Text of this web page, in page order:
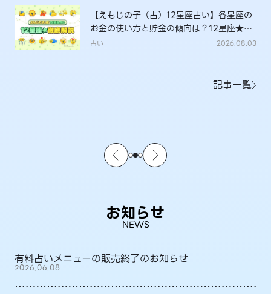
【えもじの子（占）12星座占い】各星座の
お金の使い方と貯金の傾向は？12星座★徹
底解説
占い 2026.08.03
記事一覧
お知らせ
NEWS
有料占いメニューの販売終了のお知らせ
2026.06.08